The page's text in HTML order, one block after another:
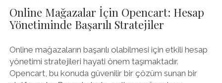
Online Mağazalar İçin Opencart: Hesap
Yönetiminde Başarılı Stratejiler
Online mağazaların başarılı olabilmesi için etkili hesap
yönetimi stratejileri hayati önem taşımaktadır.
Opencart, bu konuda güvenilir bir çözüm sunan bir